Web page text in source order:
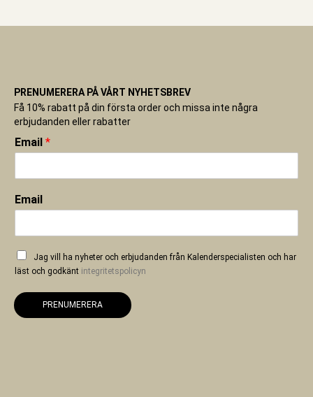
PRENUMERERA PÅ VÅRT NYHETSBREV
Få 10% rabatt på din första order och missa inte några
erbjudanden eller rabatter
Email *
Email
Jag vill ha nyheter och erbjudanden från Kalenderspecialisten och har
läst och godkänt integritetspolicyn
PRENUMERERA